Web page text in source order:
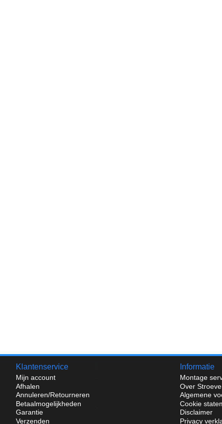
Klantenservice
Mijn account
Afhalen
Annuleren/Retourneren
Betaalmogelijkheden
Garantie
Verzenden
Informatie
Montage
Over
Algemene
Cookie
Disclaimer
Privacy